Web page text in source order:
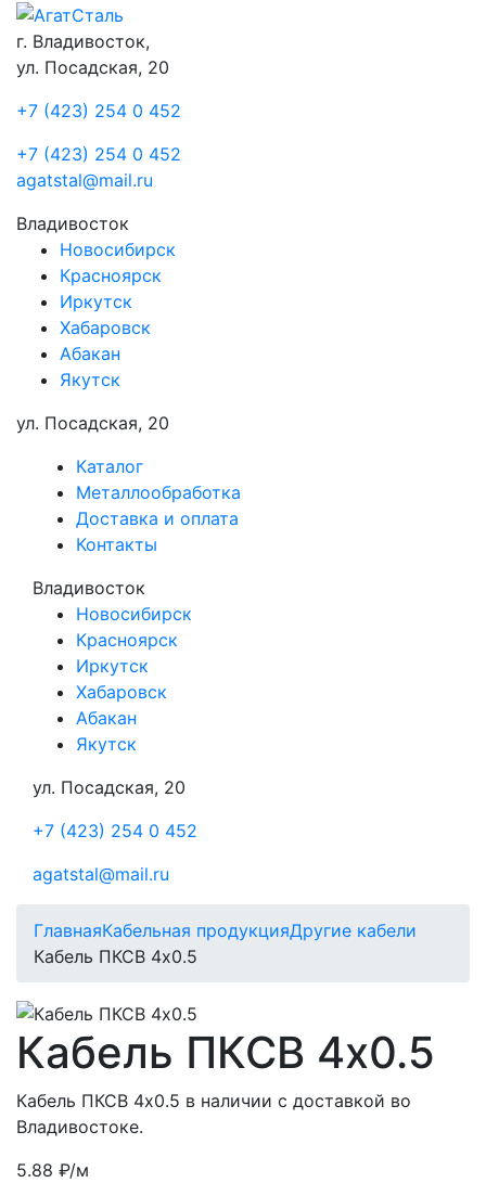
г. Владивосток,
ул. Посадская, 20
+7 (423) 254 0 452
+7 (423) 254 0 452
agatstal@mail.ru
Владивосток
Новосибирск
Красноярск
Иркутск
Хабаровск
Абакан
Якутск
ул. Посадская, 20
Каталог
Металлообработка
Доставка и оплата
Контакты
Владивосток
Новосибирск
Красноярск
Иркутск
Хабаровск
Абакан
Якутск
ул. Посадская, 20
+7 (423) 254 0 452
agatstal@mail.ru
ГлавнаяКабельная продукцияДругие кабели
Кабель ПКСВ 4х0.5
Кабель ПКСВ 4х0.5
Кабель ПКСВ 4х0.5 в наличии с доставкой во
Владивостоке.
5.88 ₽/м